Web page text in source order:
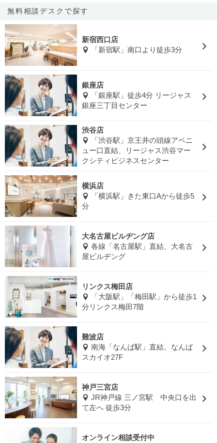
無料相談デスクで探す
新宿西口店
「新宿駅」南口より徒歩3分
銀座店
「銀座駅」徒歩4分 リージャス
銀座三丁目センター
渋谷店
「渋谷駅」京王井の頭線アベニ
ュー口直結、リージャス渋谷マー
クシティビジネスセンター
横浜店
「横浜駅」きた東口Aから徒歩5
分
大名古屋ビルヂング店
各線「名古屋駅」直結、大名古
屋ビルヂング
リンクス梅田店
「大阪駅」「梅田駅」から徒歩1
分リンクス梅田7階
難波店
南海「なんば駅」直結、なんば
スカイオ27F
神戸三宮店
JR神戸線 三ノ宮駅 中央口を出
て左へ 徒歩3分
オンライン相談受付中